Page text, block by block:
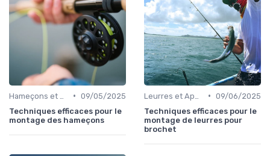
• 09/05/2025
Techniques efficaces pour le
montage des hameçons
• 09/06/2025
Techniques efficaces pour le
montage de leurres pour
brochet